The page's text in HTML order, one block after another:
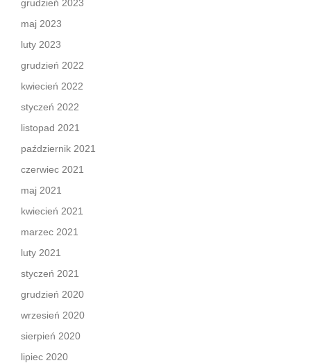
grudzień 2023
maj 2023
luty 2023
grudzień 2022
kwiecień 2022
styczeń 2022
listopad 2021
październik 2021
czerwiec 2021
maj 2021
kwiecień 2021
marzec 2021
luty 2021
styczeń 2021
grudzień 2020
wrzesień 2020
sierpień 2020
lipiec 2020